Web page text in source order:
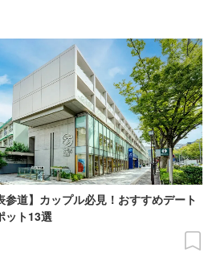
参道】カップル必見！おすすめデート
ット13選